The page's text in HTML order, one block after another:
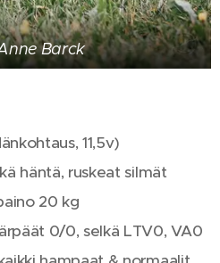
Barck
11,5v)
häntä, ruskeat silmät
20 kg
0/0, selkä LTV0, VA0